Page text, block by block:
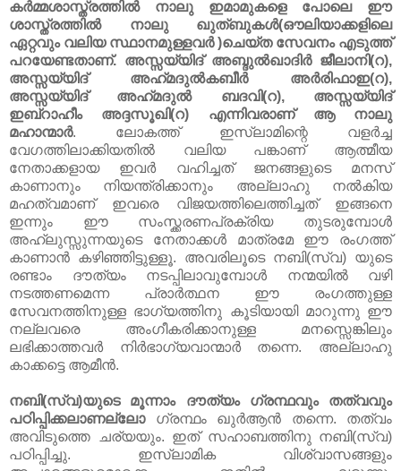
കർമ്മശാസ്ത്രത്തിൽ നാലു ഇമാമുകളെ പോലെ ഈ
ശാസ്ത്രത്തിൽ നാലു ഖുത്ബുകൾ(ഔലിയാക്കളിലെ
ഏറ്റവും വലിയ സ്ഥാനമുള്ളവർ )ചെയ്ത സേവനം എടുത്ത്‌
പറയേണ്ടതാണ്‌. അസ്സയ്യിദ്‌ അബ്ദുൽഖാദിർ ജീലാനി(റ),
അസ്സയ്യിദ്‌ അഹ്‌മദുൽകബീർ അർരിഫാഇ(റ),
അസ്സയ്യിദ്‌ അഹ്‌മദുൽ ബദവി(റ), അസ്സയ്യിദ്‌
ഇബ്‌റാഹീം അദ്ദസൂഖി(റ) എന്നിവരാണ്‌ ആ നാലു
മഹാന്മാർ. ലോകത്ത്‌ ഇസ്‌ലാമിന്റെ വളർച്ച
വേഗത്തിലാക്കിയതിൽ വലിയ പങ്കാണ്‌ ആത്മീയ
നേതാക്കളായ ഇവർ വഹിച്ചത്‌ ജനങ്ങളുടെ മനസ്‌
കാണാനും നിയന്ത്രിക്കാനും അല്ലാഹു നൽകിയ
മഹത്വമാണ്‌ ഇവരെ വിജയത്തിലെത്തിച്ചത്‌ ഇങ്ങനെ
ഇന്നും ഈ സംസ്ക്കരണപ്രക്രിയ തുടരുമ്പോൾ
അഹ്‌ലുസ്സുന്നയുടെ നേതാക്കൾ മാത്രമേ ഈ രംഗത്ത്‌
കാണാൻ കഴിഞ്ഞിട്ടുള്ളൂ. അവരിലൂടെ നബി(സ്വ) യുടെ
രണ്ടാം ദൗത്യം നടപ്പിലാവുമ്പോൾ നന്മയിൽ വഴി
നടത്തണമെന്ന പ്രാർത്ഥന ഈ രംഗത്തുള്ള
സേവനത്തിനുള്ള ഭാഗ്യത്തിനു കൂടിയായി മാറുന്നു ഈ
നല്ലവരെ അംഗീകരിക്കാനുള്ള മനസ്സെങ്കിലും
ലഭിക്കാത്തവർ നിർഭാഗ്യവാന്മാർ തന്നെ. അല്ലാഹു
കാക്കട്ടെ ആമീൻ.
നബി(സ്വ)യുടെ മൂന്നാം ദൗത്യം ഗ്രന്ഥവും തത്വവും
പഠിപ്പിക്കലാണല്ലോഗ്രന്ഥം ഖുർആൻ തന്നെ. തത്വം
അവിടുത്തെ ചര്യയും. ഇത്‌ സഹാബത്തിനു നബി(സ്വ)
പഠിപ്പിച്ചു. ഇസ്‌ലാമിക വിശ്വാസങ്ങളും